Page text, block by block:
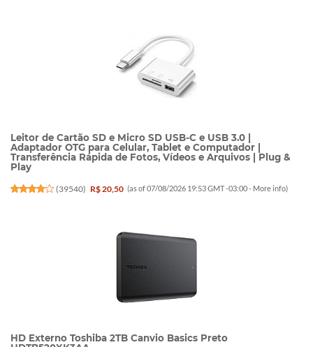
Leitor de Cartão SD e Micro SD USB-C e USB 3.0 |
Adaptador OTG para Celular, Tablet e Computador |
Transferência Rápida de Fotos, Vídeos e Arquivos | Plug &
Play
(39540) R$ 20,50 (as of 07/08/2026 19:53 GMT -03:00 - More info)
HD Externo Toshiba 2TB Canvio Basics Preto